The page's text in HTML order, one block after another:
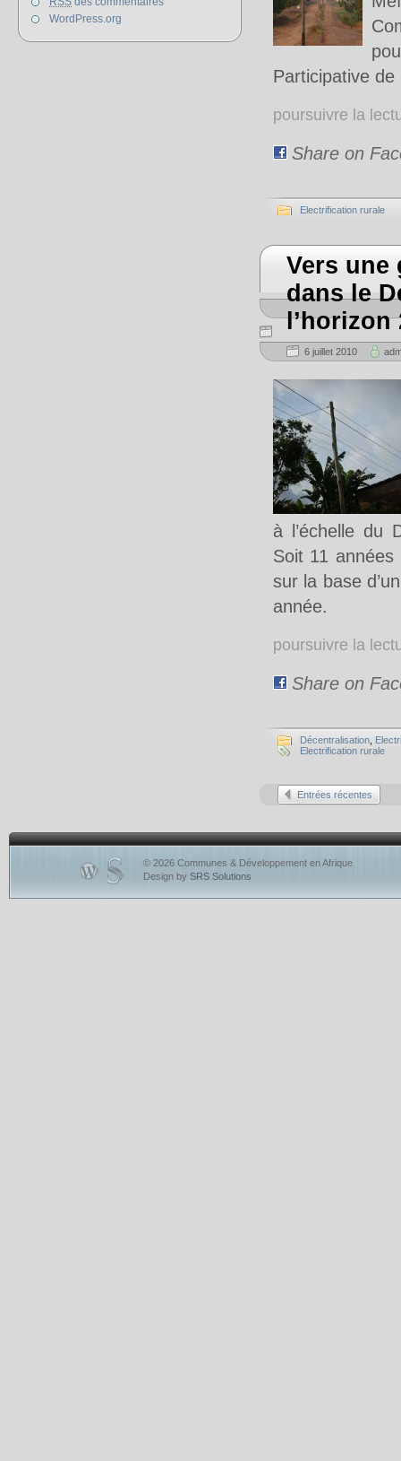
Participative de
poursuivre la
Share on
Electrification rurale
Vers une
dans le
l’horizon
6 juillet 2010
à l’échelle du
Soit 11 années
sur la base
année.
poursuivre la
Share on
Décentralisation
Electrification rurale
Entrées récentes
WordPress.org
© 2026 Communes & Développement en Afrique
Design by SRS Solutions